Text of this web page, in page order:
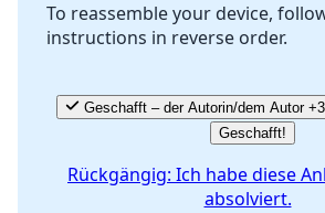
Abbrechen
To reassemble your device,
instructions in reverse order.
Geschafft – der Autorin/dem Autor
Geschafft!
Rückgängig: Ich habe diese
absolviert.